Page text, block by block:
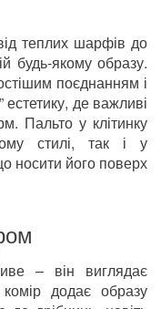
теплих шарфів до
будь-якому образу.
поєднанням і
де важливі
Пальто у клітинку
стилі, так і у
носити його поверх
– він виглядає
додає образу